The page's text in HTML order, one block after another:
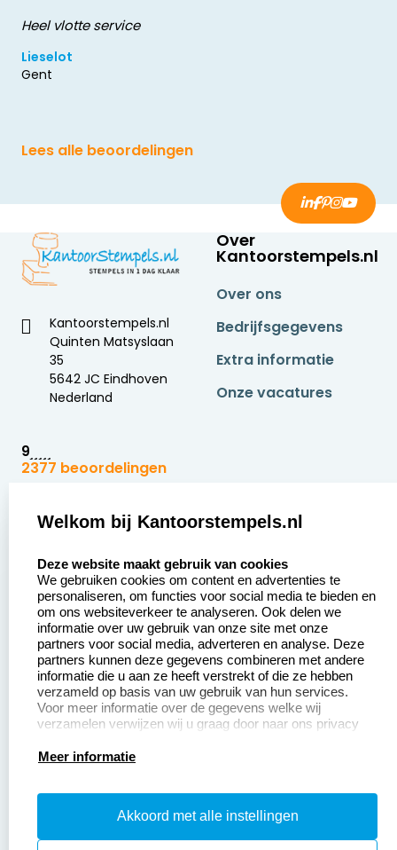
Heel vlotte service
Lieselot
Gent
Lees alle beoordelingen
Kantoorstempels.nl
Quinten Matsyslaan
35
5642 JC Eindhoven
Nederland
9
2377 beoordelingen
Over
Kantoorstempels.nl
Over ons
Bedrijfsgegevens
Extra informatie
Onze vacatures
Zakelijk:
Aanvraag op maat
Betaling &
Verzending
Wederverkoper
worden
Sale
Klantenservice:
Contact opnemen
Veel gestelde vragen
Retourneren
Herroepingsrecht
Productinformatie:
Instructiepagina
Welkom bij Kantoorstempels.nl
Deze website maakt gebruik van cookies
We gebruiken cookies om content en advertenties te
personaliseren, om functies voor social media te bieden en
om ons websiteverkeer te analyseren. Ook delen we
informatie over uw gebruik van onze site met onze
partners voor social media, adverteren en analyse. Deze
partners kunnen deze gegevens combineren met andere
informatie die u aan ze heeft verstrekt of die ze hebben
verzameld op basis van uw gebruik van hun services.
Voor meer informatie over de gegevens welke wij
verzamelen verwijzen wij u graag door naar ons privacy
Meer informatie
Akkoord met alle instellingen